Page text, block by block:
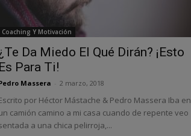
Coaching Y Motivación
Da Miedo El Qué Dirán? ¡Esto
Es Para Ti!
Massera 2 marzo, 2018
por Héctor Mástache & Pedro Massera Iba en
camión camino a mi casa cuando de repente veo
a una chica pelirroja,...